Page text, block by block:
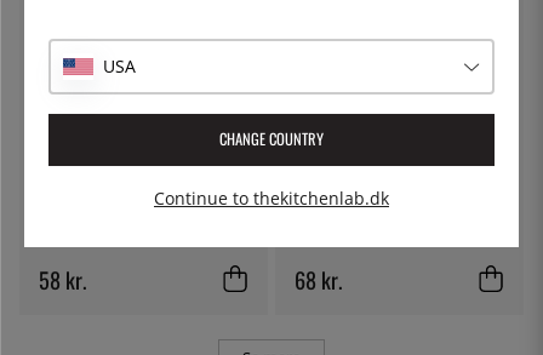
58 kr.
BONNA
68 kr.
USA
CHANGE COUNTRY
Continue to thekitchenlab.dk